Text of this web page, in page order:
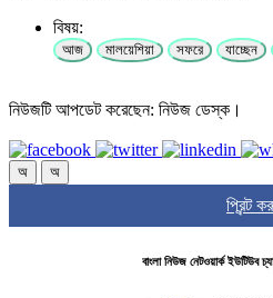
বিষয়:
আজ মালয়েশিয়া সফরে যাচ্ছেন
নিউজটি আপডেট করেছেন: নিউজ ডেস্ক।
অ অ
প্রিন্ট
বাংলা নিউজ নেটওয়ার্ক ইউটিউব